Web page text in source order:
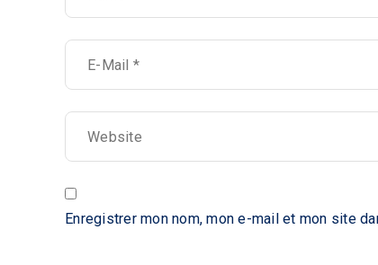
Enregistrer mon nom, mon e-mail et mon site